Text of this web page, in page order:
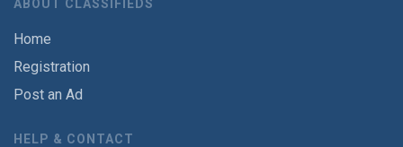
ABOUT CLASSIFIEDS
Home
Registration
Post an Ad
HELP & CONTACT